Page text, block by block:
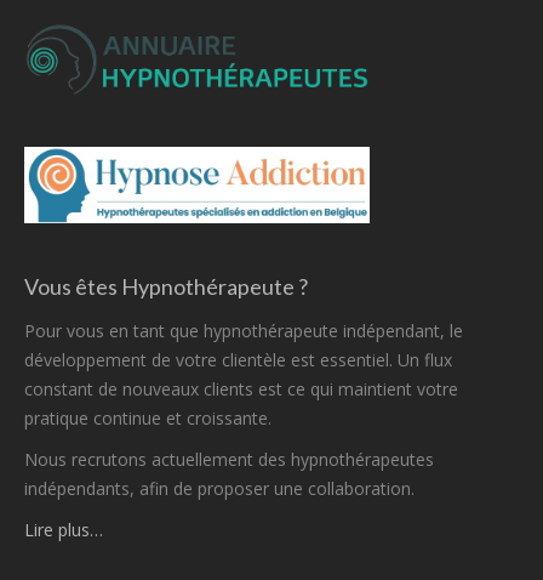
Vous êtes Hypnothérapeute ?
Pour vous en tant que hypnothérapeute indépendant, le
développement de votre clientèle est essentiel. Un flux
constant de nouveaux clients est ce qui maintient votre
pratique continue et croissante.
Nous recrutons actuellement des hypnothérapeutes
indépendants, afin de proposer une collaboration.
Lire plus…